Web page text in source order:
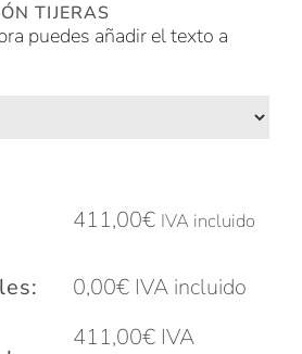
TIJERAS
puedes añadir el texto a
411,00€ IVA incluido
0,00€IVA incluido
411,00€IVA